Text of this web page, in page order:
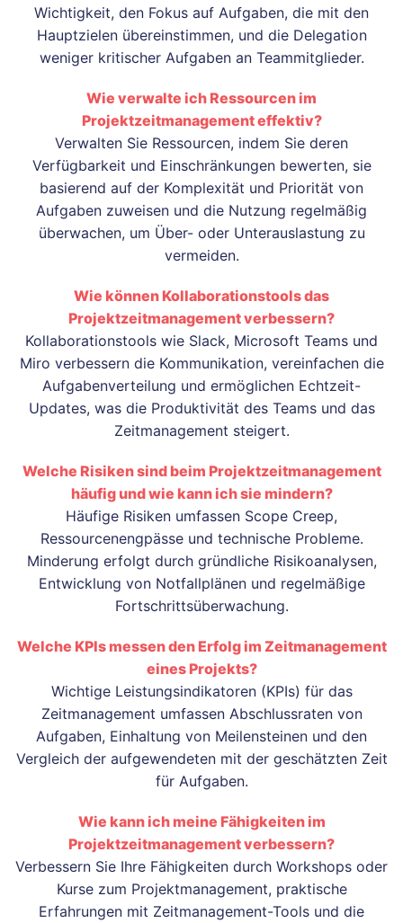
Wichtigkeit, den Fokus auf Aufgaben, die mit den
Hauptzielen übereinstimmen, und die Delegation
weniger kritischer Aufgaben an Teammitglieder.
Wie verwalte ich Ressourcen im
Projektzeitmanagement effektiv?
Verwalten Sie Ressourcen, indem Sie deren
Verfügbarkeit und Einschränkungen bewerten, sie
basierend auf der Komplexität und Priorität von
Aufgaben zuweisen und die Nutzung regelmäßig
überwachen, um Über- oder Unterauslastung zu
vermeiden.
Wie können Kollaborationstools das
Projektzeitmanagement verbessern?
Kollaborationstools wie Slack, Microsoft Teams und
Miro verbessern die Kommunikation, vereinfachen die
Aufgabenverteilung und ermöglichen Echtzeit-
Updates, was die Produktivität des Teams und das
Zeitmanagement steigert.
Welche Risiken sind beim Projektzeitmanagement
häufig und wie kann ich sie mindern?
Häufige Risiken umfassen Scope Creep,
Ressourcenengpässe und technische Probleme.
Minderung erfolgt durch gründliche Risikoanalysen,
Entwicklung von Notfallplänen und regelmäßige
Fortschrittsüberwachung.
Welche KPIs messen den Erfolg im Zeitmanagement
eines Projekts?
Wichtige Leistungsindikatoren (KPIs) für das
Zeitmanagement umfassen Abschlussraten von
Aufgaben, Einhaltung von Meilensteinen und den
Vergleich der aufgewendeten mit der geschätzten Zeit
für Aufgaben.
Wie kann ich meine Fähigkeiten im
Projektzeitmanagement verbessern?
Verbessern Sie Ihre Fähigkeiten durch Workshops oder
Kurse zum Projektmanagement, praktische
Erfahrungen mit Zeitmanagement-Tools und die